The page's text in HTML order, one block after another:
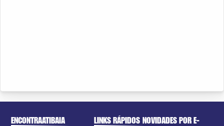
ENCONTRAATIBAIA LINKS RÁPIDOS NOVIDADES POR E-